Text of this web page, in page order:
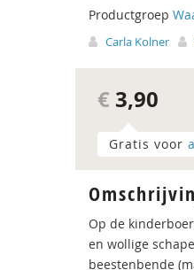
Productgroep
Carla Kolner
€ 3,90
Gratis voor
Op de
en wollige
beestenbende